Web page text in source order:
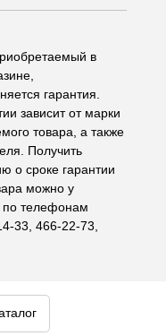
в
гарантия.
зависит от марки
товара, а также
Получить
о сроке гарантии
можно у
телефонам
33, 466-22-73,